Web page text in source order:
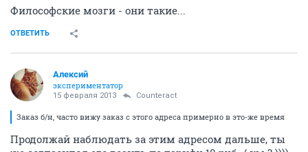
Философские мозги - они такие...
ОТВЕТИТЬ
Алексий
экспериментатор
15 февраля 2013 Counteract
Заказ б/н, часто вижу заказ с этого адреса примерно в это-же время
Продолжай наблюдать за этим адресом дальше, ты